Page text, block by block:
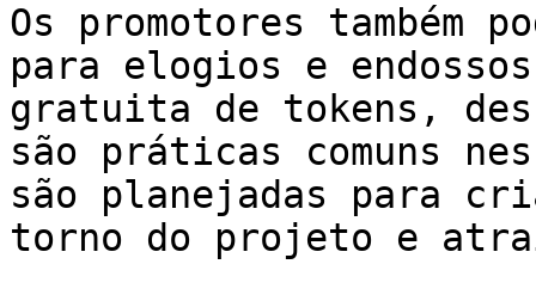
Os promotores também
para elogios e
gratuita de tokens,
são práticas comuns
são planejadas para
torno do projeto e